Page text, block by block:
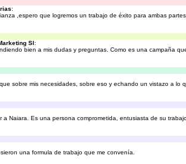
:
,espero que logremos un trabajo de éxito para ambas partes
Sl:
bien a mis dudas y preguntas. Como es una campaña
sobre mis necesidades, sobre eso y echando un vistazo a
Naiara. Es una persona comprometida, entusiasta de su
una formula de trabajo que me convenía.